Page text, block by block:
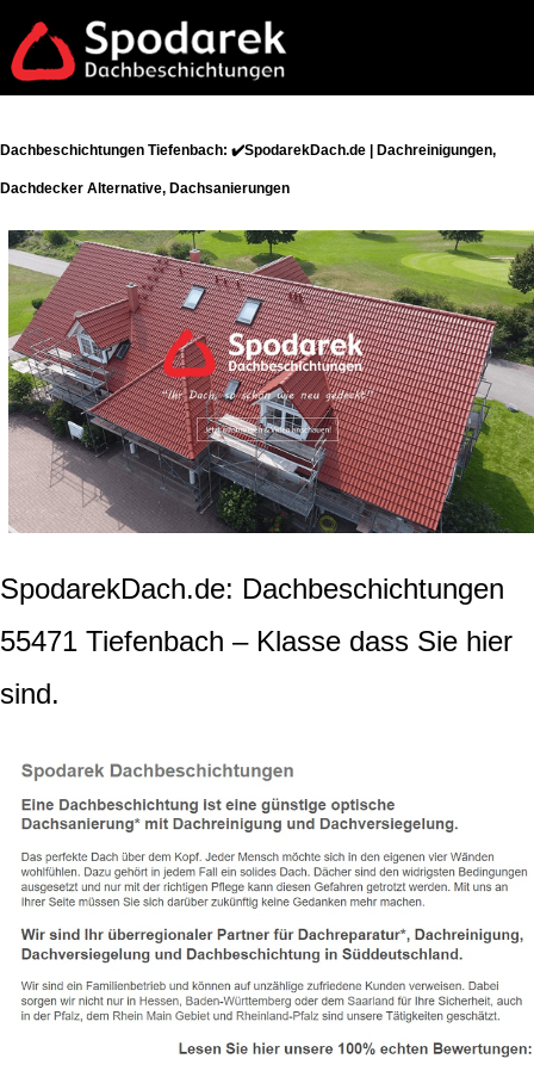
Dachbeschichtungen Tiefenbach: ✔️SpodarekDach.de | Dachreinigungen,
Dachdecker Alternative, Dachsanierungen
SpodarekDach.de: Dachbeschichtungen
55471 Tiefenbach – Klasse dass Sie hier
sind.